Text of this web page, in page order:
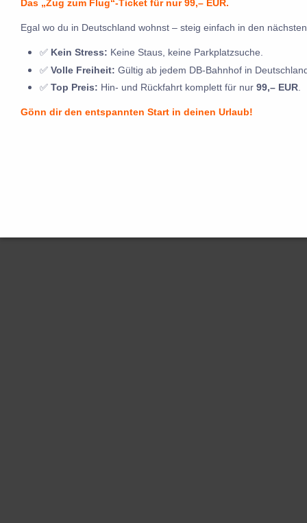
Das „Zug zum Flug“-Ticket für nur 99,– EUR.
Egal wo du in Deutschland wohnst – steig einfach in den
✅ Kein Stress: Keine Staus, keine Parkplatzsuche.
✅ Volle Freiheit: Gültig ab jedem DB-Bahnhof in
✅ Top Preis: Hin- und Rückfahrt komplett für nur 99,– EUR.
Gönn dir den entspannten Start in deinen Urlaub!